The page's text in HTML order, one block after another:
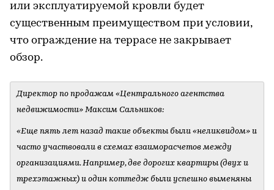
или эксплуатируемой кровли будет
существенным преимуществом при условии,
что ограждение на террасе не закрывает
обзор.
Директор по продажам «Центрального агентства
недвижимости» Максим Сальников:
«Еще пять лет назад такие объекты были «неликвидом» и
часто участвовали в схемах взаиморасчетов между
организациями. Например, две дорогих квартиры (двух и
трехэтажных) и один коттедж были успешно выменяны